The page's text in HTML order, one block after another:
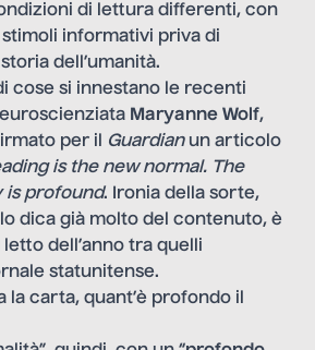
di lettura differenti, con
informativi priva di
dell’umanità.
cose si innestano le recenti
Maryanne Wolf,
per il Guardianun articolo
is the new normal. The
is profound. Ironia della sorte,
dica già molto del contenuto, è
dell’anno tra quelli
statunitense.
la carta, quant’è profondo il